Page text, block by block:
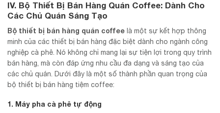
IV. Bộ Thiết Bị Bán Hàng Quán Coffee: Dành Cho
Các Chủ Quán Sáng Tạo
Bộ thiết bị bán hàng quán coffee là một sự kết hợp thông
minh của các thiết bị bán hàng đặc biệt dành cho ngành công
nghiệp cà phê. Nó không chỉ mang lại sự tiện lợi trong quy trình
bán hàng, mà còn đáp ứng nhu cầu đa dạng và sáng tạo của
các chủ quán. Dưới đây là một số thành phần quan trọng của
bộ thiết bị bán hàng tiệm coffee:
1. Máy pha cà phê tự động